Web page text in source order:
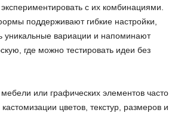
с их комбинациями.
поддерживают гибкие настройки,
уникальные вариации и напоминают
где можно тестировать идеи без
или графических элементов часто
цветов, текстур, размеров и